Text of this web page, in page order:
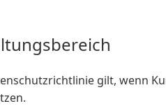
gilt, wenn